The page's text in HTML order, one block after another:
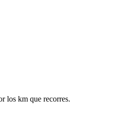
los km que recorres.